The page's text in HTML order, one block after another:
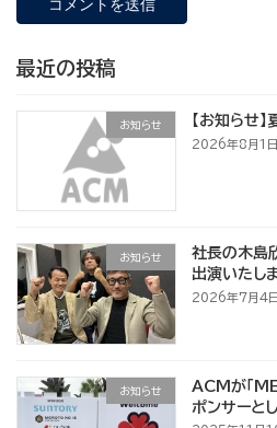
最近の投稿
お知らせ 【お知らせ
2026年8月1日
お知らせ
社長の木島
出演いたし
2026年7月4日
お知らせ
ACMが「
ポンサーと